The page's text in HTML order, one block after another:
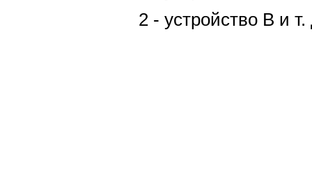
2 - устройство В и т.